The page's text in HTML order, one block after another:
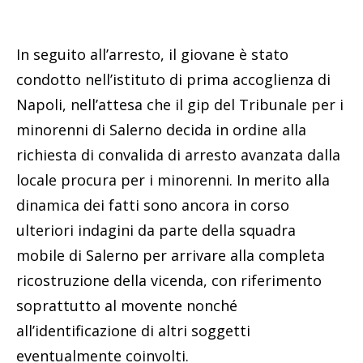
In seguito all’arresto, il giovane è stato
condotto nell’istituto di prima accoglienza di
Napoli, nell’attesa che il gip del Tribunale per i
minorenni di Salerno decida in ordine alla
richiesta di convalida di arresto avanzata dalla
locale procura per i minorenni. In merito alla
dinamica dei fatti sono ancora in corso
ulteriori indagini da parte della squadra
mobile di Salerno per arrivare alla completa
ricostruzione della vicenda, con riferimento
soprattutto al movente nonché
all’identificazione di altri soggetti
eventualmente coinvolti.